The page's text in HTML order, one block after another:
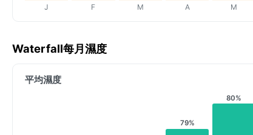
J F M A M
Waterfall每月濕度
平均濕度
79%
80%